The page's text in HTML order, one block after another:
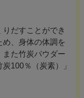
だすことができ
、身体の体調を
た竹炭パウダー
100％（炭素）」